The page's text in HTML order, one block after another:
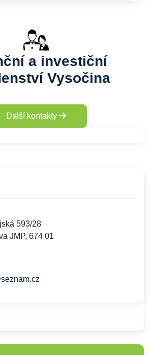
a investiční
Vysočina
Další kontakty
593/28
JMP, 674 01